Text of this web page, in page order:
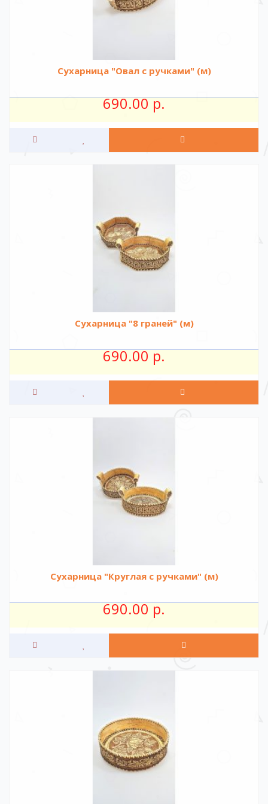
Сухарница "Овал с ручками" (м)
690.00 р.
Сухарница "8 граней" (м)
690.00 р.
Сухарница "Круглая с ручками" (м)
690.00 р.